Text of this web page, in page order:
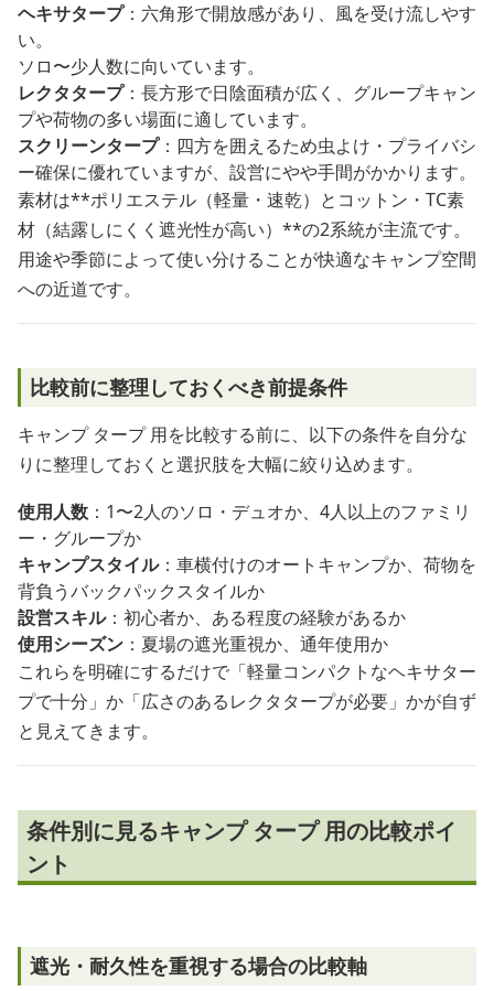
ヘキサタープ：六角形で開放感があり、風を受け流しやす
い。
ソロ〜少人数に向いています。
レクタタープ：長方形で日陰面積が広く、グループキャン
プや荷物の多い場面に適しています。
スクリーンタープ：四方を囲えるため虫よけ・プライバシ
ー確保に優れていますが、設営にやや手間がかかります。
素材は**ポリエステル（軽量・速乾）とコットン・TC素
材（結露しにくく遮光性が高い）**の2系統が主流です。
用途や季節によって使い分けることが快適なキャンプ空間
への近道です。
比較前に整理しておくべき前提条件
キャンプ タープ 用を比較する前に、以下の条件を自分な
りに整理しておくと選択肢を大幅に絞り込めます。
使用人数 ：1〜2人のソロ・デュオか、4人以上のファミリ
ー・グループか
キャンプスタイル：車横付けのオートキャンプか、荷物を
背負うバックパックスタイルか
設営スキル：初心者か、ある程度の経験があるか
使用シーズン ：夏場の遮光重視か、通年使用か
これらを明確にするだけで「軽量コンパクトなヘキサター
プで十分」か「広さのあるレクタタープが必要」かが自ず
と見えてきます。
条件別に見るキャンプ タープ 用の比較ポイ
ント
遮光・耐久性を重視する場合の比較軸